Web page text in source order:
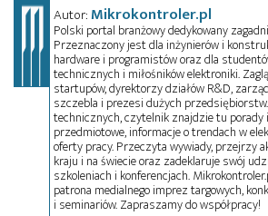
Autor:Mikrokontroler.pl
Polski portal branżowy dedykowany
Przeznaczony jest dla inżynierów i
hardware i programistów oraz dla
technicznych i miłośników elektroniki.
startupów, dyrektorzy działów R&D,
szczebla i prezesi dużych
technicznych, czytelnik znajdzie tu porady
przedmiotowe, informacje o trendach w
oferty pracy. Przeczyta wywiady, przejrzy
kraju i na świecie oraz zadeklaruje swój
szkoleniach i konferencjach.
patrona medialnego imprez targowych,
i seminariów. Zapraszamy do współpracy!